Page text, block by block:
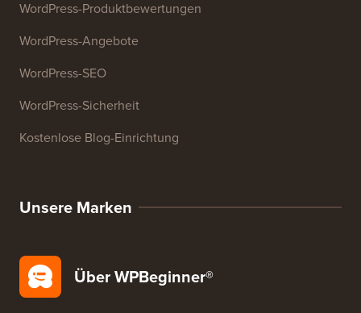
Ressourcen
WordPress-Kurse
WordPress-Glossar
WordPress-Produktbewertungen
WordPress-SEO
Kostenlose Blog-Einrichtung